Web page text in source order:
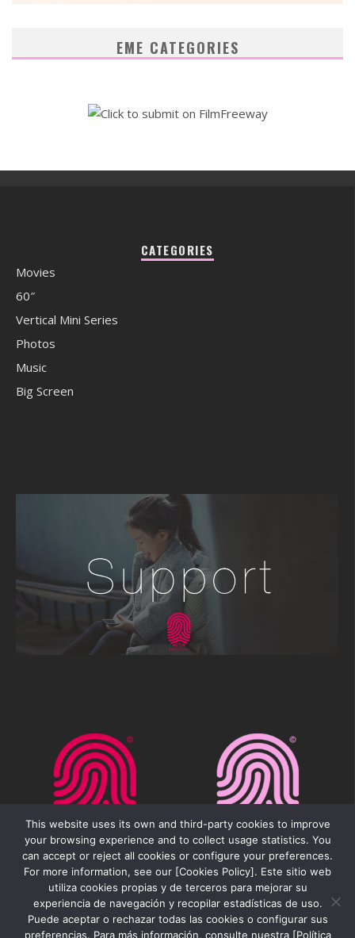
EME CATEGORIES
CATEGORIES
Movies
60″
Vertical Mini Series
Photos
Music
Big Screen
This website uses its own and third-party cookies to improve
your browsing experience and to collect usage statistics. You
can accept or reject all cookies or configure your preferences.
For more information, see our [Cookies Policy]. Este sitio web
utiliza cookies propias y de terceros para mejorar su
experiencia de navegación y recopilar estadísticas de uso.
Puede aceptar o rechazar todas las cookies o configurar sus
preferencias. Para más información, consulte nuestra [Política